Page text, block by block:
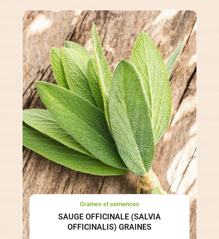
Graines et semences
SAUGE OFFICINALE (SALVIA
OFFICINALIS) GRAINES